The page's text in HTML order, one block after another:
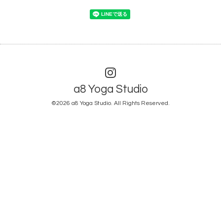
a8 Yoga Studio
©2026 a8 Yoga Studio. All Rights Reserved.